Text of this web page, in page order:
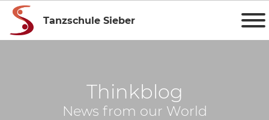
Tanzschule Sieber
Thinkblog
News from our World